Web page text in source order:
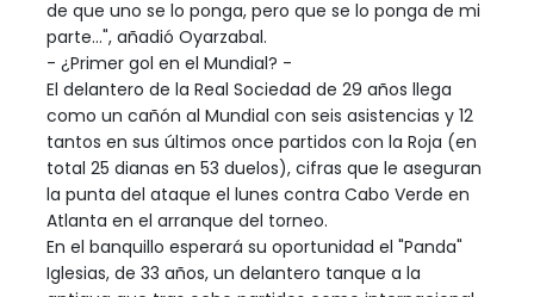
de que uno se lo ponga, pero que se lo ponga de mi
parte...", añadió Oyarzabal.
- ¿Primer gol en el Mundial? -
El delantero de la Real Sociedad de 29 años llega
como un cañón al Mundial con seis asistencias y 12
tantos en sus últimos once partidos con la Roja (en
total 25 dianas en 53 duelos), cifras que le aseguran
la punta del ataque el lunes contra Cabo Verde en
Atlanta en el arranque del torneo.
En el banquillo esperará su oportunidad el "Panda"
Iglesias, de 33 años, un delantero tanque a la